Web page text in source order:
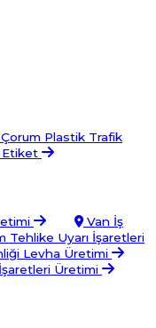
Çorum Plastik Trafik
Etiket
Van İş
Tehlike Uyarı İşaretleri
Levha Üretimi
Üretimi